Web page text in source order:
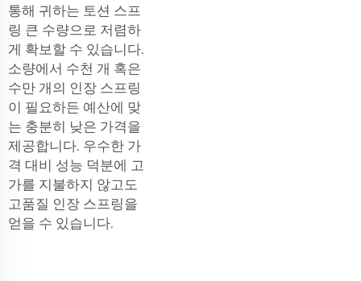
통해 귀하는 토션 스프
링 큰 수량으로 저렴하
게 확보할 수 있습니다.
소량에서 수천 개 혹은
수만 개의 인장 스프링
이 필요하든 예산에 맞
는 충분히 낮은 가격을
제공합니다. 우수한 가
격 대비 성능 덕분에 고
가를 지불하지 않고도
고품질 인장 스프링을
얻을 수 있습니다.